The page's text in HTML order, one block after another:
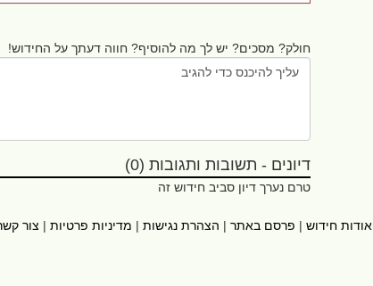
חולק? מסכים? יש לך מה להוסיף? חווה דעתך על החידוש!
דיונים - תשובות ותגובות (0)
טרם נערך דיון סביב חידוש זה
אודות חידוש | פרסם באתר | הצהרת נגישות | מדיניות פרטיות | צור